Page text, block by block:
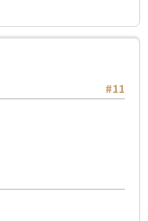
#11